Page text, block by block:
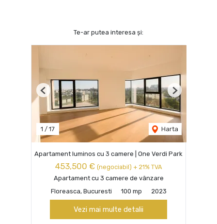
Te-ar putea interesa și:
1 / 17 Harta
Previous Next
Apartament luminos cu 3 camere | One Verdi Park
453,500 € (negociabil) + 21% TVA
Apartament cu 3 camere de vânzare
Floreasca, Bucuresti
100 mp 2023
Vezi mai multe detalii